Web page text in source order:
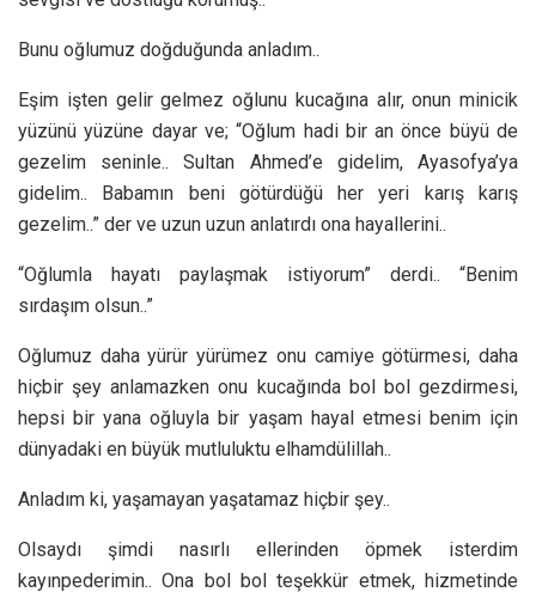
Bunu oğlumuz doğduğunda anladım..
Eşim işten gelir gelmez oğlunu kucağına alır, onun minicik
yüzünü yüzüne dayar ve; “Oğlum hadi bir an önce büyü de
gezelim seninle.. Sultan Ahmed’e gidelim, Ayasofya’ya
gidelim.. Babamın beni götürdüğü her yeri karış karış
gezelim..” der ve uzun uzun anlatırdı ona hayallerini..
“Oğlumla hayatı paylaşmak istiyorum” derdi.. “Benim
sırdaşım olsun..”
Oğlumuz daha yürür yürümez onu camiye götürmesi, daha
hiçbir şey anlamazken onu kucağında bol bol gezdirmesi,
hepsi bir yana oğluyla bir yaşam hayal etmesi benim için
dünyadaki en büyük mutluluktu elhamdülillah..
Anladım ki, yaşamayan yaşatamaz hiçbir şey..
Olsaydı şimdi nasırlı ellerinden öpmek isterdim
kayınpederimin.. Ona bol bol teşekkür etmek, hizmetinde